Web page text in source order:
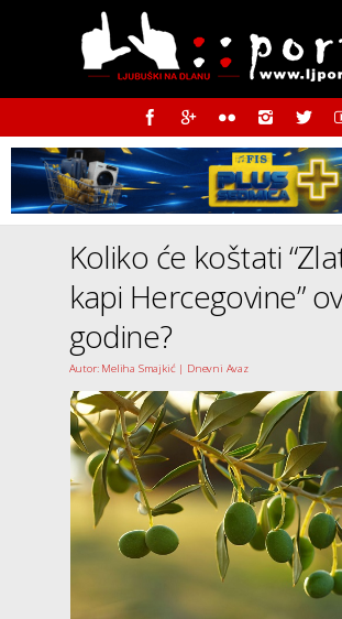
Koliko će koštati
kapi Hercegovine”
godine?
Autor: Meliha Smajkić | Dnevni Avaz